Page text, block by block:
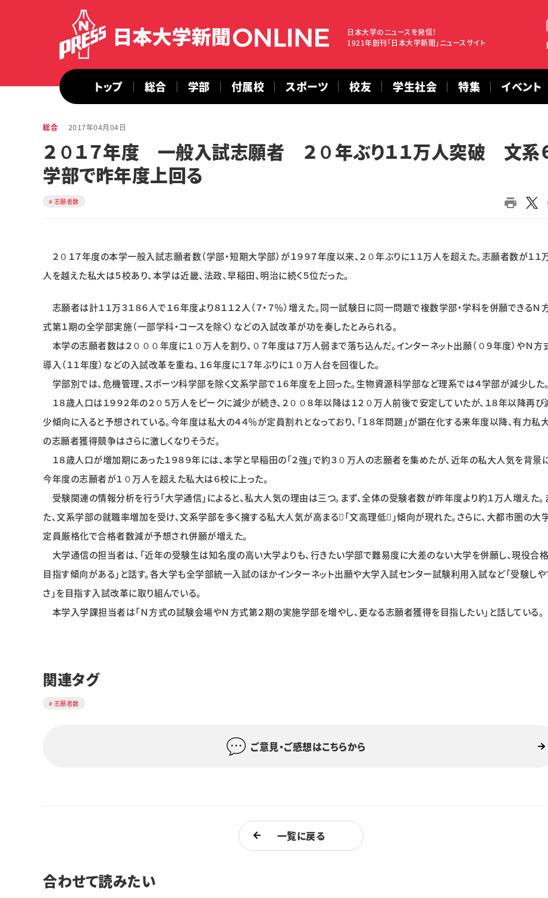
日本大学のニュースを発信！
1921年創刊「日本大学新聞」ニュースサイト
トップ 総合 学部 付属校 スポーツ 校友 学生社会 特集 イベント
総合 2017年04月04日
２０１７年度 一般入試志願者 ２０年ぶり１１万人突破 文系
学部で昨年度上回る
志願者数
２０１７年度の本学一般入試志願者数（学部・短期大学部）が１９９７年度以来、２０年ぶりに１１万人を超えた。志願者数が１１
人を越えた私大は５校あり、本学は近畿、法政、早稲田、明治に続く５位だった。
志願者は計１１万３１８６人で１６年度より８１１２人（７・７％）増えた。同一試験日に同一問題で複数学部・学科を併願できるＮ
式第１期の全学部実施（一部学科・コースを除く）などの入試改革が功を奏したとみられる。
本学の志願者数は２０００年度に１０万人を割り、０７年度は７万人弱まで落ち込んだ。インターネット出願（０９年度）やＮ方
導入（１１年度）などの入試改革を重ね、１６年度に１７年ぶりに１０万人台を回復した。
学部別では、危機管理、スポーツ科学部を除く文系学部で１６年度を上回った。生物資源科学部など理系では４学部が減少した。
１８歳人口は１９９２年の２０５万人をピークに減少が続き、２００８年以降は１２０万人前後で安定していたが、１８年以降再び
少傾向に入ると予想されている。今年度は私大の４４％が定員割れとなっており、「１８年問題」が顕在化する来年度以降、有力私
の志願者獲得競争はさらに激しくなりそうだ。
１８歳人口が増加期にあった１９８９年には、本学と早稲田の「２強」で約３０万人の志願者を集めたが、近年の私大人気を背景
今年度の志願者が１０万人を超えた私大は６校に上った。
受験関連の情報分析を行う「大学通信」によると、私大人気の理由は三つ。まず、全体の受験者数が昨年度より約１万人増えた。
た、文系学部の就職率増加を受け、文系学部を多く擁する私大人気が高まる「文高理低」傾向が現れた。さらに、大都市圏の大
定員厳格化で合格者数減が予想され併願が増えた。
大学通信の担当者は、「近年の受験生は知名度の高い大学よりも、行きたい学部で難易度に大差のない大学を併願し、現役合
目指す傾向がある」と話す。各大学も全学部統一入試のほかインターネット出願や大学入試センター試験利用入試など「受験しや
さ」を目指す入試改革に取り組んでいる。
本学入学課担当者は「Ｎ方式の試験会場やＮ方式第２期の実施学部を増やし、更なる志願者獲得を目指したい」と話している。
関連タグ
志願者数
ご意見・ご感想はこちらから
一覧に戻る
合わせて読みたい